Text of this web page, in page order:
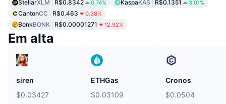
StellarXLM R$0.8342 0.74% KaspaKAS R$0.1351 3.01%
CantonCC R$0.463 0.38%
BonkBONK R$0.00001271 12.92%
Em alta
siren
$0.03427
ETHGas
$0.03109
Cronos
$0.0504